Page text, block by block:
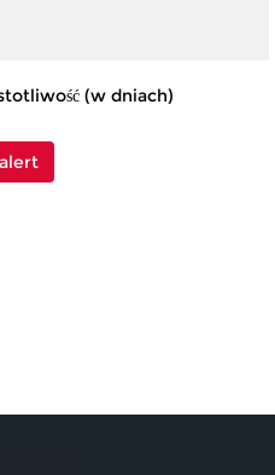
(w dniach)